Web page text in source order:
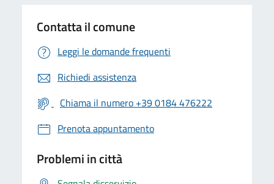
Contatta il comune
Leggi le domande frequenti
Richiedi assistenza
Chiama il numero +39 0184 476222
Prenota appuntamento
Problemi in città